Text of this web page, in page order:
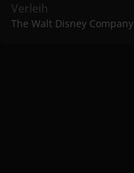
Verleih
The Walt Disney Company